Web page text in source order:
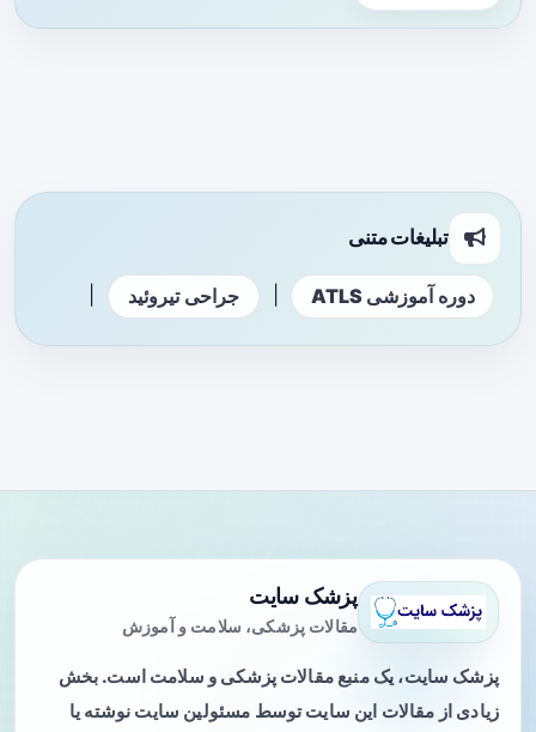
تبلیغات متنی
دوره آموزشی ATLS جراحی تیروئید
پزشک سایت
مقالات پزشکی، سلامت و آموزش
پزشک سایت، یک منبع مقالات پزشکی و سلامت است. بخش
زیادی از مقالات این سایت توسط مسئولین سایت نوشته یا